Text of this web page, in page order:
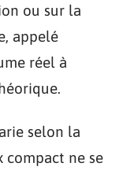
ou sur la
appelé
réel à
selon la
compact ne se